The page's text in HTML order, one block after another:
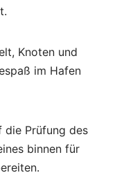
Knoten und
im Hafen
die Prüfung des
binnen für